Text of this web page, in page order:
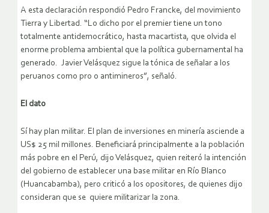
A esta declaración respondió Pedro Francke, del movimiento
Tierra y Libertad. “Lo dicho por el premier tiene un tono
totalmente antidemocrático, hasta macartista, que olvida el
enorme problema ambiental que la política gubernamental ha
generado. Javier Velásquez sigue la tónica de señalar a los
peruanos como pro o antimineros”, señaló.
El dato
Sí hay plan militar. El plan de inversiones en minería asciende a
US$ 25 mil millones. Beneficiará principalmente a la población
más pobre en el Perú, dijo Velásquez, quien reiteró la intención
del gobierno de establecer una base militar en Río Blanco
(Huancabamba), pero criticó a los opositores, de quienes dijo
consideran que se quiere militarizar la zona.